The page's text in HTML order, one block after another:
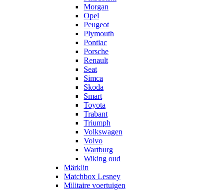
Morgan
Opel
Peugeot
Plymouth
Pontiac
Porsche
Renault
Seat
Simca
Skoda
Smart
Toyota
Trabant
Triumph
Volkswagen
Volvo
Wartburg
Wiking oud
Märklin
Matchbox Lesney
Militaire voertuigen